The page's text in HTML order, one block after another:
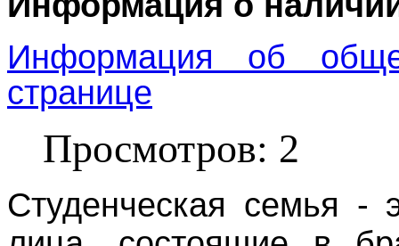
Информация об
странице
Просмотров: 2
Студенческая семья -